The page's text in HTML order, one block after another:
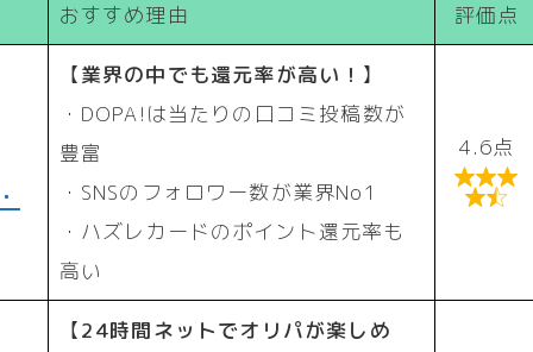
おすすめ理由 評価点
【業界の中でも還元率が高い！ 】
・DOPA!は当たりの口コミ投稿数が
豊富
・SNSのフォロワー数が業界No1
・ハズレカードのポイント還元率も
高い
4.6点


【24時間ネットでオリパが楽しめ